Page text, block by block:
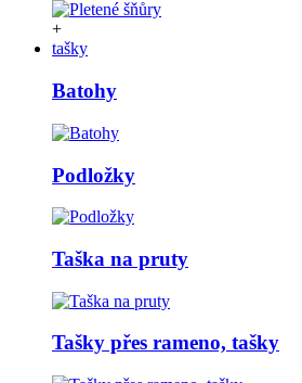
+
tašky
Batohy
Podložky
Taška na pruty
Tašky přes rameno, tašky